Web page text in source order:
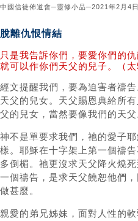
中國信徒佈道會─靈修小品─2021年2月4日
脫離仇恨情結
只是我告訴你們，要愛你們的
就可以作你們天父的兒子。（太
經文提醒我們，要為迫害者禱
天父的兒女。天父賜恩典給所
父的兒女，當然要像我們的天父
神不是單要求我們，祂的愛子
樣。耶穌在十字架上第一個禱
多倒楣。祂更沒求天父降火燒
一個禱告，是求天父饒恕他們
做甚麼。
親愛的弟兄姊妹，面對人性的